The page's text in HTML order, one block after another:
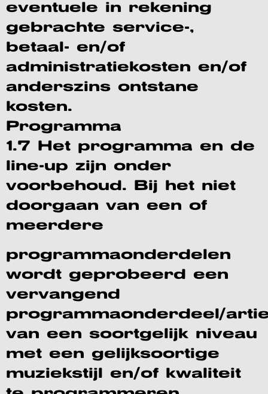
eventuele in rekening
gebrachte service-,
betaal- en/of
administratiekosten en/of
anderszins ontstane
kosten.
Programma
1.7 Het programma en de
line-up zijn onder
voorbehoud. Bij het niet
doorgaan van een of
meerdere
programmaonderdelen
wordt geprobeerd een
vervangend
programmaonderdeel/
van een soortgelijk niveau
met een gelijksoortige
muziekstijl en/of kwaliteit